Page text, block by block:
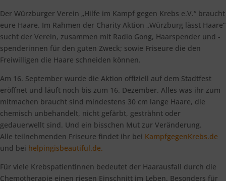
Der Würzburger Verein „Hilfe im Kampf gegen Krebs e.V.“ braucht
eure Haare. Im Rahmen der Charity Aktion „Würzburg lässt Haare“
sucht der Verein, zusammen mit Radio Gong, Haarspender und -
spenderinnen für den guten Zweck; sowie Friseure die den
Freiwilligen die Haare schneiden können.
Am 16. September wurde die Aktion offiziell auf dem Stadtfest
eröffnet und läuft noch bis zum 16. Dezember. Alles was ihr zum
mitmachen braucht sind mindestens 30 cm lange Haare, die
chemisch unbehandelt, nicht gefärbt, gesträhnt oder
gedauerwellt sind. Und ein bisschen Mut zur Veränderung.
Alle teilnehmenden Friseure findet ihr bei KampfgegenKrebs.de
und bei helpingisbeautiful.de.
Für viele Krebspatientinnen bedeutet der Haarausfall durch die
Chemotherapie einen riesen Einschnitt im Leben. Besonders für